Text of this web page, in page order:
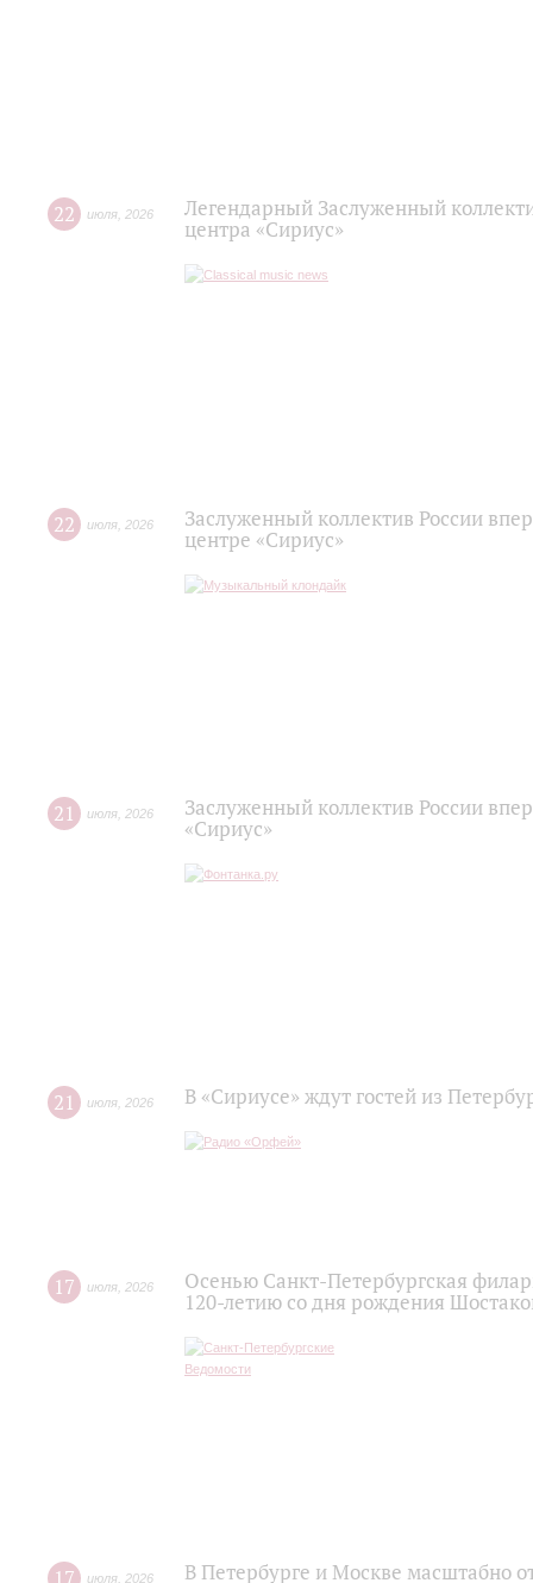
22 июля 2026
Легендарный Заслуженный
центра «Сириус»
22 июля 2026
Заслуженный коллектив России
центре «Сириус»
21 июля 2026
Заслуженный коллектив России
«Сириус»
21 июля 2026 В «Сириусе» ждут гостей из
17 июля 2026
Осенью Санкт-Петербургская
120‑летию со дня рождения
июля 2026 В Петербурге и Москве масштабно